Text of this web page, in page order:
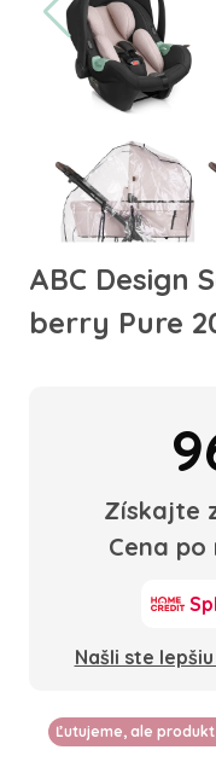
ABC Design
berry Pure
Získajte
Cena
Našli ste
Ľutujeme, ale